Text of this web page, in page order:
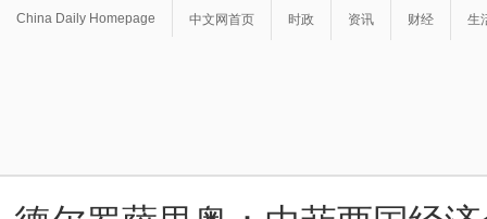
China Daily Homepage 中文网首页 时政 资讯 财经 生